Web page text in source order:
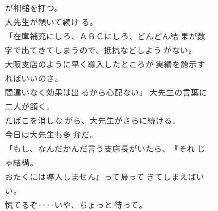
が相槌を打つ。
大先生が頷いて続け る。
「在庫補充にしろ、ＡＢＣにしろ、どんどん結 果が数
字で出てきてしまうので、抵抗などしよう がない。
大阪支店のように早く導入したところが 実績を誇示す
ればいいのさ。
間違いなく効果は出 るから心配ない」 大先生の言葉に
二人が頷く。
たばこを消しな がら、大先生がさらに続ける。
今日は大先生も多 弁だ。
「もし、なんだかんだ言う支店長がいたら、『それ じ
ゃ結構。
おたくには導入しません』って帰って きてしまえばい
い。
慌てるぞ‥‥いや、ちょっと 待って。